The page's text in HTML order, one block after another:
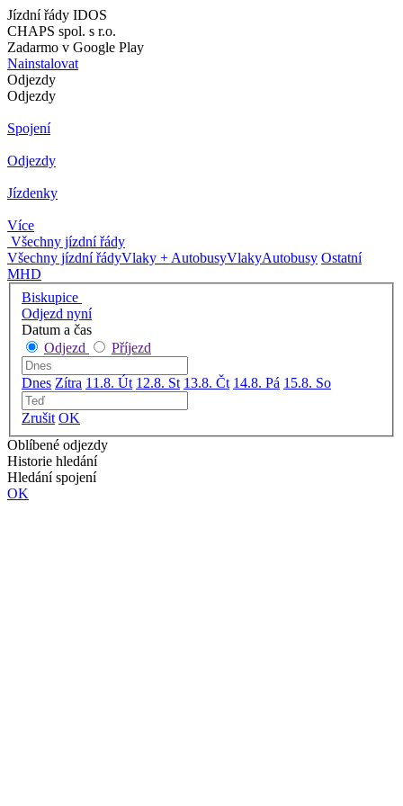
Jízdní řády IDOS
CHAPS spol. s r.o.
Zadarmo v Google Play
Nainstalovat
Odjezdy
Odjezdy
Spojení
Odjezdy
Jízdenky
Více
Všechny jízdní řády
Všechny jízdní řádyVlaky + AutobusyVlakyAutobusy Ostatní
MHD
Biskupice
Odjezd nyní
Datum a čas
Odjezd
Příjezd
Dnes Zítra 11.8. Út 12.8. St 13.8. Čt 14.8. Pá 15.8. So
Zrušit OK
Oblíbené odjezdy
Historie hledání
Hledání spojení
OK